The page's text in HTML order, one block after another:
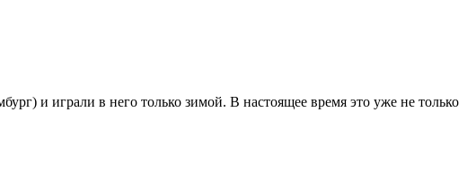
и играли в него только зимой. В настоящее время это уже не только